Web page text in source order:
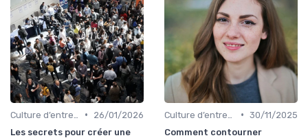
•
26/01/2026
Les secrets pour créer une
• 30/11/2025
Comment contourner